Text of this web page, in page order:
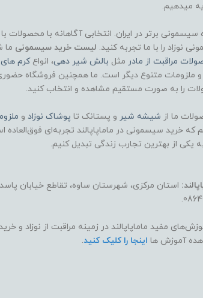
میدهیم.
سیسمونی برتر در ایران. انتخابی آگاهانه با محصولات
نوزاد را با ما تجربه کنید. لیست خرید سیسمونی ما
مراقبت از مادر مثل بالش شیر دهی، انواعکرم
و ملزومات متنوع دیگر است. ما همچنین فروشگاه
را به صورت مستقیم مشاهده و انتخاب کنید.
ما از شیشه شیر و پستانک تا پوشاک نوزاد و
که خرید سیسمونی در ماماپاپالند تجربه‌ای فوق‌العاده
یکی از بهترین تجارب زندگی تبدیل کنیم.
استان مرکزی، شهرستان ساوه، تقاطع خیابان
مفید ماماپاپالند در زمینه مراقبت از نوزاد و
آموزش ها اینجا را کلیک کنید.